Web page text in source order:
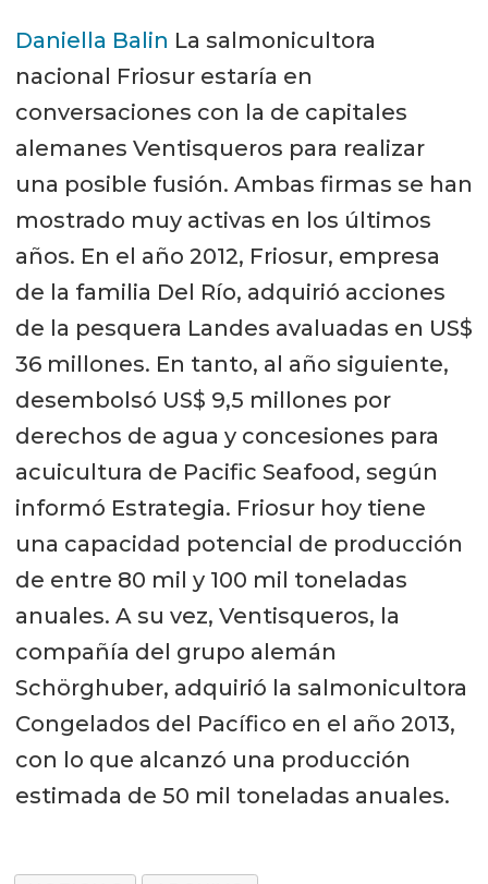
Daniella Balin La salmonicultora
nacional Friosur estaría en
conversaciones con la de capitales
alemanes Ventisqueros para realizar
una posible fusión. Ambas firmas se han
mostrado muy activas en los últimos
años. En el año 2012, Friosur, empresa
de la familia Del Río, adquirió acciones
de la pesquera Landes avaluadas en US$
36 millones. En tanto, al año siguiente,
desembolsó US$ 9,5 millones por
derechos de agua y concesiones para
acuicultura de Pacific Seafood, según
informó Estrategia. Friosur hoy tiene
una capacidad potencial de producción
de entre 80 mil y 100 mil toneladas
anuales. A su vez, Ventisqueros, la
compañía del grupo alemán
Schörghuber, adquirió la salmonicultora
Congelados del Pacífico en el año 2013,
con lo que alcanzó una producción
estimada de 50 mil toneladas anuales.